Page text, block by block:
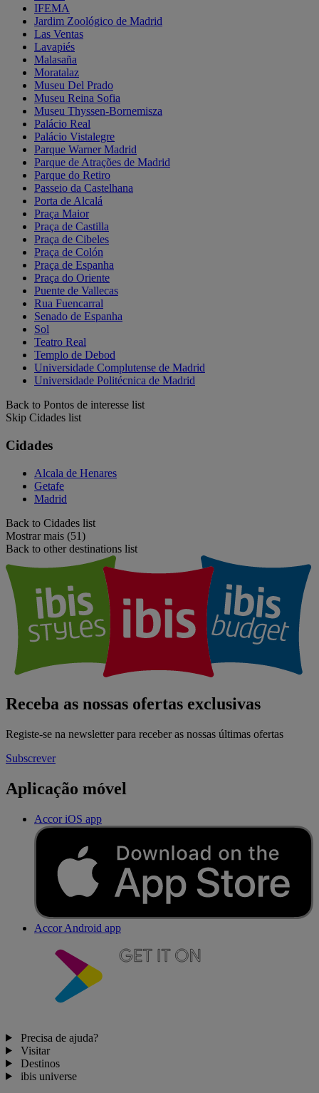
IFEMA
Jardim Zoológico de Madrid
Las Ventas
Lavapiés
Malasaña
Moratalaz
Museu Del Prado
Museu Reina Sofia
Museu Thyssen-Bornemisza
Palácio Real
Palácio Vistalegre
Parque Warner Madrid
Parque de Atrações de Madrid
Parque do Retiro
Passeio da Castelhana
Porta de Alcalá
Praça Maior
Praça de Castilla
Praça de Cibeles
Praça de Colón
Praça de Espanha
Praça do Oriente
Puente de Vallecas
Rua Fuencarral
Senado de Espanha
Sol
Teatro Real
Templo de Debod
Universidade Complutense de Madrid
Universidade Politécnica de Madrid
Back to Pontos de interesse list
Skip Cidades list
Cidades
Alcala de Henares
Getafe
Madrid
Back to Cidades list
Mostrar mais (51)
Back to other destinations list
Receba as nossas ofertas exclusivas
Registe-se na newsletter para receber as nossas últimas ofertas
Subscrever
Aplicação móvel
Accor iOS app
Accor Android app
Precisa de ajuda?
Visitar
Destinos
ibis universe